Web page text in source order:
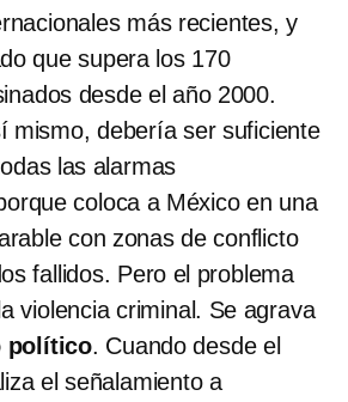
más recientes, y
que supera los 170
desde el año 2000.
mismo, debería ser suficiente
las alarmas
coloca a México en una
con zonas de conflicto
fallidos. Pero el problema
violencia criminal. Se agrava
político. Cuando desde el
el señalamiento a